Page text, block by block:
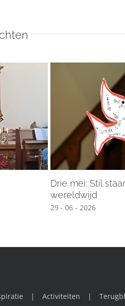
Drie mei: Stil
wereldwijd
29 - 06 - 2026
Activiteiten